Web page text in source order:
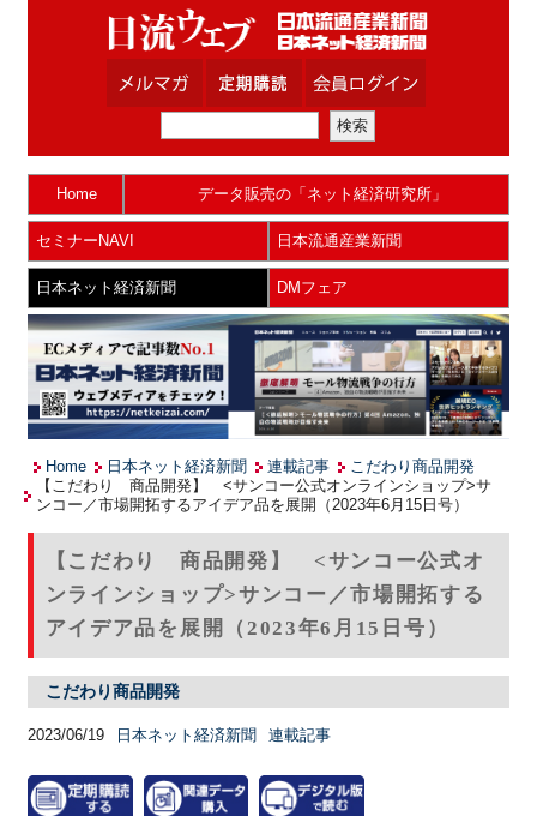
Home データ販売の「ネット経済研究所」
セミナーNAVI 日本流通産業新聞
日本ネット経済新聞 DMフェア
Home 日本ネット経済新聞 連載記事
こだわり商品開発
【こだわり 商品開発】 <サンコー公式オンラインショップ>サ
ンコー／市場開拓するアイデア品を展開（2023年6月15日号）
【こだわり 商品開発】 <サンコー公式オ
ンラインショップ>サンコー／市場開拓する
アイデア品を展開（2023年6月15日号）
こだわり商品開発
2023/06/19 日本ネット経済新聞 連載記事